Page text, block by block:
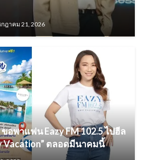
กฎาคม 21, 2026
อพาแฟน Eazy FM 102.5 ไปฮีล
Vacation” ตลอดมีนาคมนี้